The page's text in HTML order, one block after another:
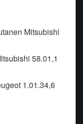
Mitsubishi
58.01,1
1.01.34,6